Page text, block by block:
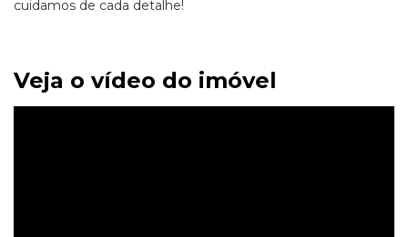
cuidamos de cada detalhe!
Veja o vídeo do imóvel